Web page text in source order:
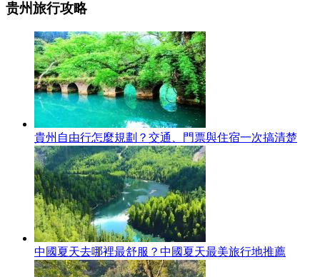
贵州旅行攻略
貴州自由行怎麼規劃？交通、門票與住宿一次搞清楚
中國夏天去哪裡最舒服？中國夏天最美旅行地推薦